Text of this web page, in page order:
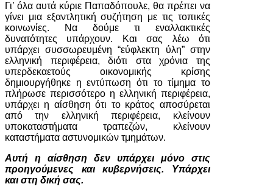
Γι’ όλα αυτά κύριε Παπαδόπουλε, θα πρέπει να
γίνει μια εξαντλητική συζήτηση με τις τοπικές
κοινωνίες. Να δούμε τι εναλλακτικές
δυνατότητες υπάρχουν. Και σας λέω ότι
υπάρχει συσσωρευμένη “εύφλεκτη ύλη” στην
ελληνική περιφέρεια, διότι στα χρόνια της
υπερδεκαετούς οικονομικής κρίσης
δημιουργήθηκε η εντύπωση ότι το τίμημα το
πλήρωσε περισσότερο η ελληνική περιφέρεια,
υπάρχει η αίσθηση ότι το κράτος αποσύρεται
από την ελληνική περιφέρεια, κλείνουν
υποκαταστήματα τραπεζών, κλείνουν
καταστήματα αστυνομικών τμημάτων.
Αυτή η αίσθηση δεν υπάρχει μόνο στις
προηγούμενες και κυβερνήσεις. Υπάρχει
και στη δική σας.